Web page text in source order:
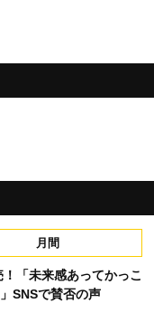
月間
「未来感あってかっこ
SNSで賛否の声